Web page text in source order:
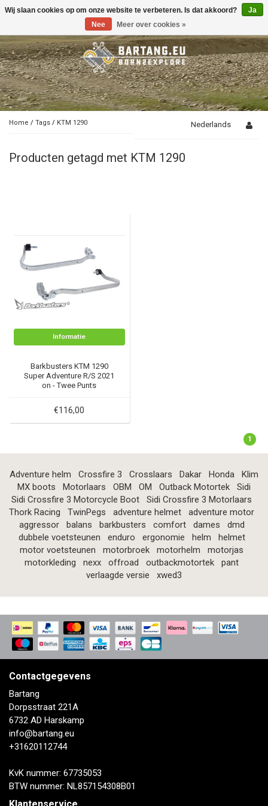
Toggle
Home / Tags / KTM 1290 Nederlands
Producten getagd met KTM 1290
Informatie
Barkbusters KTM 1290
Super Adventure R/S 2021
on - Twee Punts
€116,00
1
Adventure helm Crossfire 3 Crosslaars Dakar Honda
Klim
MX boots
Motorlaars OBM OM Outback Motortek
Sidi
Sidi Crossfire 3 Motorcycle Boot
Sidi Crossfire 3 Motorlaars
Thork Racing
TwinPegs adventure helmet
adventure motor
aggressor
balans barkbusters comfort dames
dmd
dubbele voetsteunen
enduro ergonomie helm
helmet
motor voetsteunen
motorbroek motorhelm
motorjas
motorkleding
nexx offroad outbackmotortek
pant
verlaagde versie
xwed3
Contactgegevens
Bartang
Dorpsstraat 221A
6732 AD Harskamp
info@bartang.eu
+31620112744
KvK nummer: 67735053
BTW nummer: NL857154308B01
Wij slaan cookies op om onze website te verbeteren. Is dat akkoord?
Ja
Nee
Meer over cookies »